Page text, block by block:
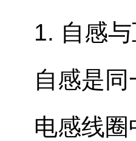
1. 自感
自感是
电感线